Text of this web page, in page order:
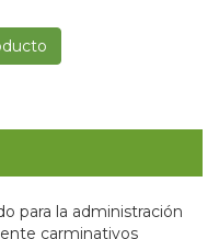
para la administración
carminativos